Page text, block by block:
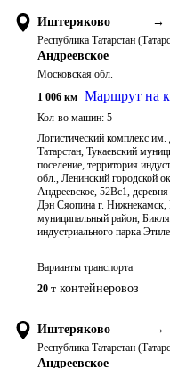
Иштеряково →
Республика Татарстан
Андреевское
Московская обл.
1 006 км Маршрут на
Кол-во машин: 5
Логистический комплекс
Татарстан, Тукаевский
поселение, территория
обл., Ленинский городской
Андреевское, 52Вс1,
Дэн Сяопина г. Нижнекамск,
муниципальный район,
индустриального парка
Варианты транспорта
20 т контейнеровоз
Иштеряково →
Республика Татарстан
Андреевское